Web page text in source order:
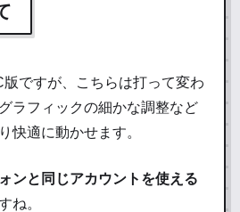
ですが、こちらは打って変わ
ラフィックの細かな調整など
快適に動かせます。
ンと同じアカウントを使える
ね。